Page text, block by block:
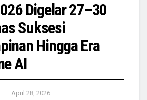
Digelar 27–30
Suksesi
Hingga Era
AI
April 28, 2026